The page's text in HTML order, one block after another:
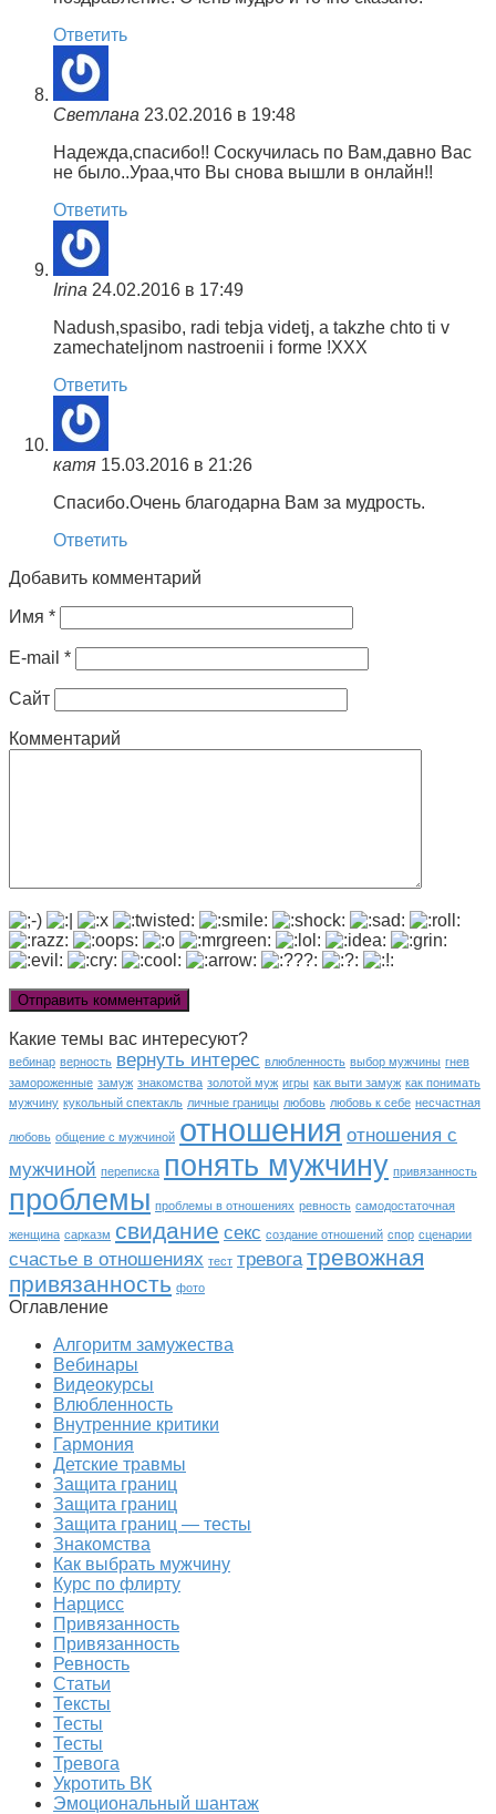
Ответить
Светлана 23.02.2016 в 19:48
Надежда,спасибо!! Соскучилась по Вам,давно Вас
не было..Ураа,что Вы снова вышли в онлайн!!
Ответить
Irina 24.02.2016 в 17:49
Nadush,spasibo, radi tebja videtj, a takzhe chto ti v
zamechateljnom nastroenii i forme !XXX
Ответить
катя 15.03.2016 в 21:26
Спасибо.Очень благодарна Вам за мудрость.
Ответить
Добавить комментарий
Имя *
E-mail *
Сайт
Комментарий
Какие темы вас интересуют?
вебинар верность вернуть интерес влюбленность выбор мужчины гнев
замороженные замуж знакомства золотой муж игры как выти замуж как понимать
мужчину кукольный спектакль личные границы любовь любовь к себе несчастная
любовь общение с мужчиной отношения отношения с
мужчиной переписка понять мужчину привязанность
проблемы проблемы в отношениях ревность самодостаточная
женщина сарказм свидание секс создание отношений спор сценарии
счастье в отношениях тест тревога тревожная
привязанность фото
Оглавление
Алгоритм замужества
Вебинары
Видеокурсы
Влюбленность
Внутренние критики
Гармония
Детские травмы
Защита границ
Защита границ
Защита границ — тесты
Знакомства
Как выбрать мужчину
Курс по флирту
Нарцисс
Привязанность
Привязанность
Ревность
Статьи
Тексты
Тесты
Тесты
Тревога
Укротить ВК
Эмоциональный шантаж